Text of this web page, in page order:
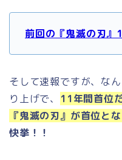
前回の『鬼滅の刃』
そして速報ですが、な
り上げで、 11年間首位
『鬼滅の刃』が首位と
快挙！！